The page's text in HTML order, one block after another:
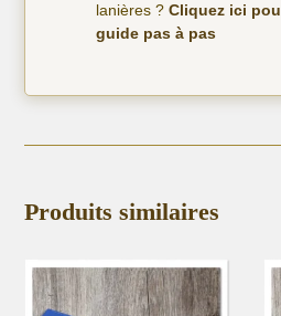
lanières ?Cliquez ici
guide pas à pas
Produits similaires